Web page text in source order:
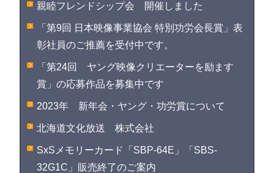
親睦フレンドシップ会 開催しました
「第9回 日本映像事業協会 特別功労会長賞」表
彰社員のご推薦を受付中です。
「第24回 ヤング映像クリエーターを励ます
賞」の応募作品を募集中です
2023年 新年会・ヤング・功労賞について
北海道文化放送 株式会社
SxSメモリーカード「SBP-64E」「SBS-
32G1C」販売終了のご案内